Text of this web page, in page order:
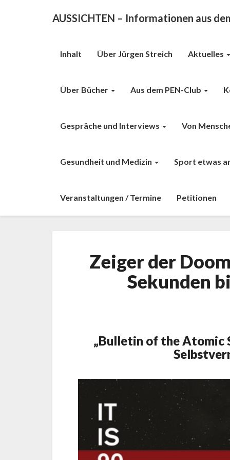
AUSSICHTEN – Informationen aus
Inhalt Über Jürgen Streich Aktuelles
Über Bücher Aus dem PEN-Club
Gespräche und Interviews Von
Gesundheit und Medizin Sport etwas
Veranstaltungen / Termine Petitionen
Zeiger der
Sekunden
„Bulletin of the Atomic